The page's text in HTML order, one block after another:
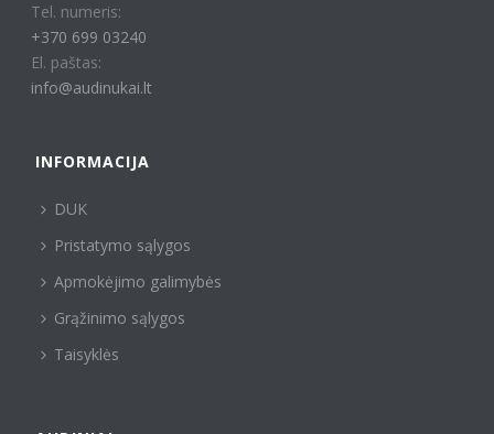
Tel. numeris:
+370 699 03240
El. paštas:
info@audinukai.lt
INFORMACIJA
DUK
Pristatymo sąlygos
Apmokėjimo galimybės
Grąžinimo sąlygos
Taisyklės